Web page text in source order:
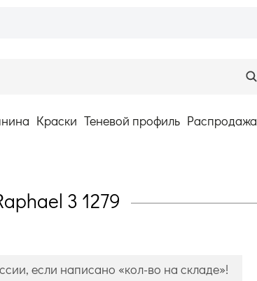
Краски Теневой профиль Распродажа
3 1279
если написано «кол-во на складе»!